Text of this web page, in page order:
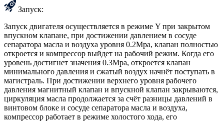
Запуск:
Запуск двигателя осуществляется в режиме Y при закрытом
впускном клапане, при достижении давлением в сосуде
сепаратора масла и воздуха уровня 0.2Mpa, клапан полностью
откроется и компрессор выйдет на рабочий режим. Когда его
уровень достигнет значения 0.3Mpa, откроется клапан
минимального давления и сжатый воздух начнёт поступать в
магистраль. При достижении верхнего уровня рабочего
давления магнитный клапан и впускной клапан закрываются,
циркуляция масла продолжается за счёт разницы давлений в
винтовом блоке и сосуде сепаратора масла и воздуха,
компрессор работает в режиме холостого хода, его